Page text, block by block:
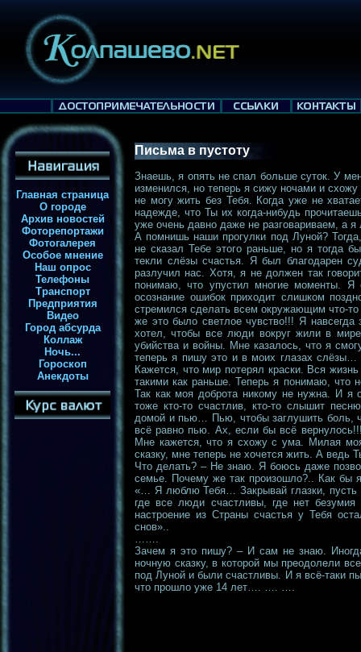
Главная страница
О городе
Архив новостей
Фоторепортажи
Фотогалерея
Особое мнение
Наш опрос
Телефоны
Транспорт
Предприятия
Видео
Город абсурда
Коллаж
Ночь...
Гороскоп
Анекдоты
Письма в пустоту
Знаешь, я опять не спал больше суток. У
изменился, но теперь я сижу ночами и
не могу жить без Тебя. Когда уже не
надежде, что Ты их когда-нибудь
уже очень давно даже не разговариваем, а
А помнишь наши прогулки под Луной?
не сказал Тебе этого раньше, но я тогда
текли слёзы счастья. Я был благодарен
разлучил нас. Хотя, я не должен так
понимаю, что упустил многие моменты. Я
осознание ошибок приходит слишком
стремился сделать всем окружающим что-
же это было светлое чувство!!! Я
хотел, чтобы все люди вокруг жили в
убийства и войны. Мне казалось, что я
теперь я пишу это и в моих глазах
Кажется, что мир потерял краски. Вся
такими как раньше. Теперь я понимаю, что
Так как моя доброта никому не нужна. И
тоже кто-то счастлив, кто-то слышит
домой и пью… Пью, чтобы заглушить боль,
всё равно пью. Ах, если бы всё
Мне кажется, что я схожу с ума. Милая
сказку, мне теперь не хочется жить. А
Что делать? – Не знаю. Я боюсь даже
семье. Почему же так произошло?.. Как бы
«… Я люблю Тебя… Закрывай глазки, пусть
где все люди счастливы, где нет
настроение из Страны счастья у Тебя
снов»..
…….
Зачем я это пишу? – И сам не знаю.
ночную сказку, в которой мы преодолели
под Луной и были счастливы. И я всё-таки
что прошло уже 14 лет…. …. ….